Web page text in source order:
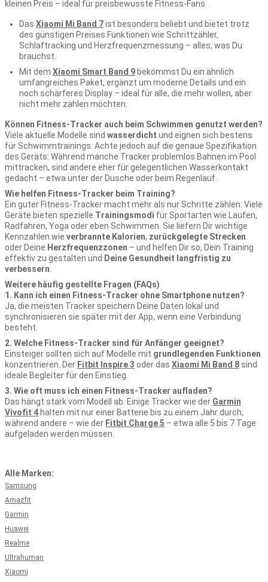
kleinen Preis – ideal für preisbewusste Fitness-Fans.
Das Xiaomi Mi Band 7ist besonders beliebt und bietet trotz
des günstigen Preises Funktionen wie Schrittzähler,
Schlaftracking und Herzfrequenzmessung – alles, was Du
brauchst.
Mit dem Xiaomi Smart Band 9 bekommst Du ein ähnlich
umfangreiches Paket, ergänzt um moderne Details und ein
noch schärferes Display – ideal für alle, die mehr wollen, aber
nicht mehr zahlen möchten.
Können Fitness-Tracker auch beim Schwimmen genutzt werden?
Viele aktuelle Modelle sind wasserdicht und eignen sich bestens
für Schwimmtrainings. Achte jedoch auf die genaue Spezifikation
des Geräts: Während manche Tracker problemlos Bahnen im Pool
mittracken, sind andere eher für gelegentlichen Wasserkontakt
gedacht – etwa unter der Dusche oder beim Regenlauf.
Wie helfen Fitness-Tracker beim Training?
Ein guter Fitness-Tracker macht mehr als nur Schritte zählen: Viele
Geräte bieten spezielle Trainingsmodi für Sportarten wie Laufen,
Radfahren, Yoga oder eben Schwimmen. Sie liefern Dir wichtige
Kennzahlen wie verbrannte Kalorien, zurückgelegte Strecken
oder Deine Herzfrequenzzonen – und helfen Dir so, Dein Training
effektiv zu gestalten und Deine Gesundheit langfristig zu
verbessern
Weitere häufig gestellte Fragen (FAQs)
1. Kann ich einen Fitness-Tracker ohne Smartphone nutzen?
Ja, die meisten Tracker speichern Deine Daten lokal und
synchronisieren sie später mit der App, wenn eine Verbindung
besteht.
2. Welche Fitness-Tracker sind für Anfänger geeignet?
Einsteiger sollten sich auf Modelle mit grundlegenden Funktionen
konzentrieren. Der Fitbit Inspire 3 oder das Xiaomi Mi Band 8 sind
ideale Begleiter für den Einstieg.
3. Wie oft muss ich einen Fitness-Tracker aufladen?
Das hängt stark vom Modell ab. Einige Tracker wie der Garmin
Vivofit 4 halten mit nur einer Batterie bis zu einem Jahr durch,
während andere – wie der Fitbit Charge 5 – etwa alle 5 bis 7 Tage
aufgeladen werden müssen.
Alle Marken:
Samsung
Amazfit
Garmin
Huawei
Realme
Ultrahuman
Xiaomi